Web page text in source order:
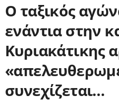
Ο ταξικός
ενάντια στην
Κυριακάτικης
συνεχίζεται…